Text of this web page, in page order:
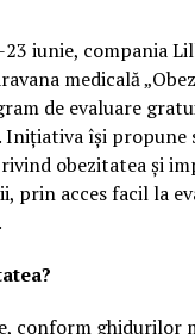
de
deja
găsit la inventariere
și 21 farfurii ?? A!
treci și una
și v-a ieșit, și
prea mult tupeu !!
iunie, compania
medicală
de evaluare
își propune
obezitatea și
prin acces facil la
conform ghidurilor